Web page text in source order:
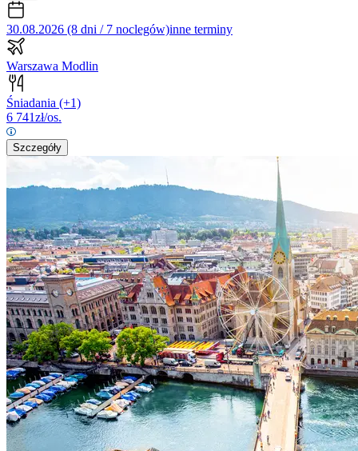
30.08.2026 (8 dni / 7 noclegów)inne terminy
Warszawa Modlin
Śniadania (+1)
6 741zł/os.
Szczegóły